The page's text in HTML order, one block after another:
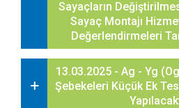
Sayaçların
Sayaç Montajı
Değerlendirmeleri
13.03.2025 - Ag - Yg
Şebekeleri Küçük Ek